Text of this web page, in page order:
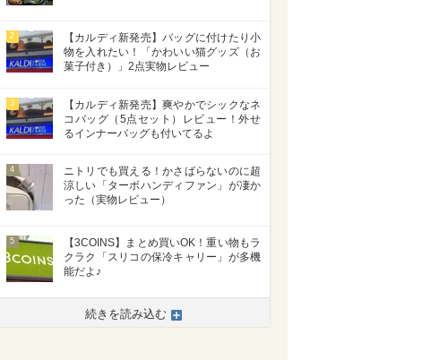
2
【カルディ新発売】バッグに付けたり小
物を入れたい！「かわいい猫グッズ（お
菓子付き）」2点実物レビュー
3
【カルディ新発売】爽やかでシックなネ
コバッグ（5点セット）レビュー！外せ
るインナーバッグも付いてるよ
4
ニトリでも買える！かさばらないのに超
涼しい「ターボハンディファン」が凄か
った（実物レビュー）
5
【3COINS】まとめ買いOK！重い物もラ
クラク「スリコの保冷キャリー」が多機
能だよ♪
続きを読み込む